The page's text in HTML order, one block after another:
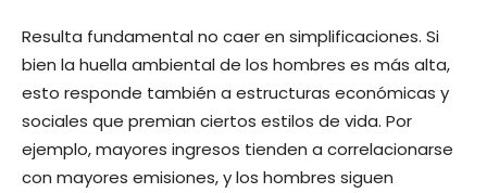
Resulta fundamental no caer en simplificaciones. Si
bien la huella ambiental de los hombres es más alta,
esto responde también a estructuras económicas y
sociales que premian ciertos estilos de vida. Por
ejemplo, mayores ingresos tienden a correlacionarse
con mayores emisiones, y los hombres siguen